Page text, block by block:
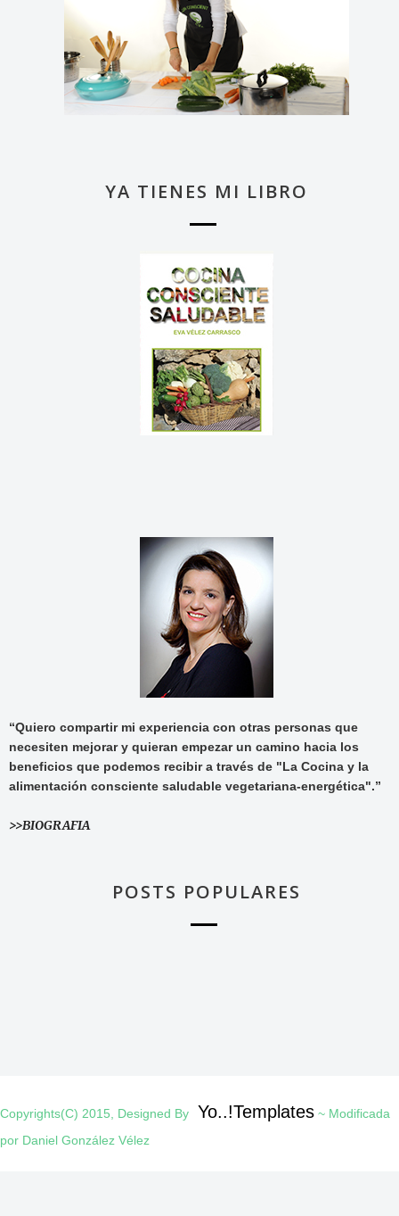
YA TIENES MI LIBRO
“Quiero compartir mi experiencia con otras personas que
necesiten mejorar y quieran empezar un camino hacia los
beneficios que podemos recibir a través de "La Cocina y la
alimentación consciente saludable vegetariana-energética".”
>>BIOGRAFIA
POSTS POPULARES
Copyrights(C) 2015, Designed By Yo..!Templates ~ Modificada
por Daniel González Vélez